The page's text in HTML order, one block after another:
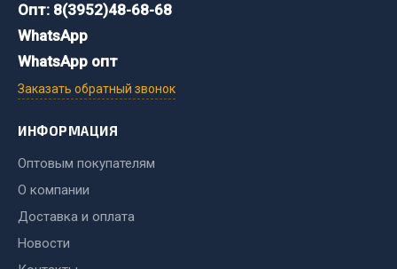
Инструмент
Автомобильный инструмент
Измерительный инструмент
Режущий инструмент
Опт: 8(3952)48-68-68
WhatsApp
WhatsApp опт
Заказать обратный звонок
ИНФОРМАЦИЯ
Оптовым покупателям
О компании
Доставка и оплата
Новости